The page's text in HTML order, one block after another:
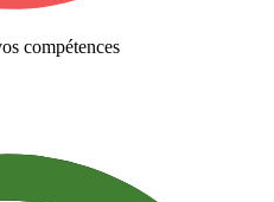
compétences